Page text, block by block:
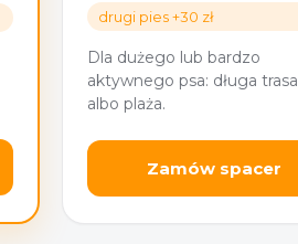
drugi pies +30 zł
Dla dużego lub bardzo
aktywnego psa: długa
albo plaża.
Zamów spacer